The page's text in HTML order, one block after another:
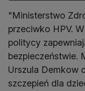
"Ministerstwo
przeciwko HPV.
politycy
bezpieczeństwie.
Urszula Demkow
szczepień dla